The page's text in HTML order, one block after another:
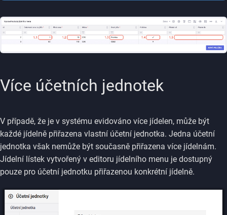
Více účetních jednotek
V případě, že je v systému evidováno více jídelen, může být
každé jídelně přiřazena vlastní účetní jednotka. Jedna účetní
jednotka však nemůže být současně přiřazena více jídelnám.
Jídelní lístek vytvořený v editoru jídelního menu je dostupný
pouze pro účetní jednotku přiřazenou konkrétní jídelně.